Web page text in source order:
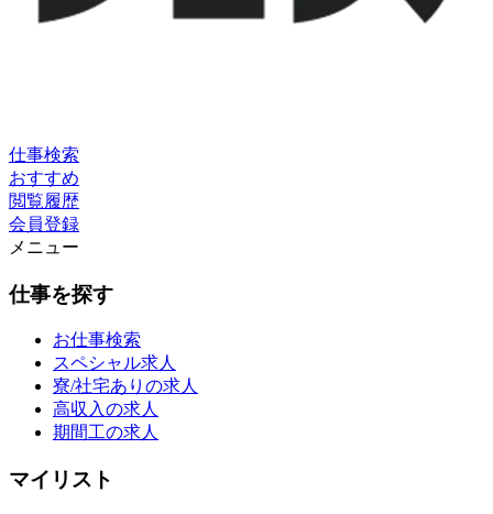
仕事検索
おすすめ
閲覧履歴
会員登録
メニュー
仕事を探す
お仕事検索
スペシャル求人
寮/社宅ありの求人
高収入の求人
期間工の求人
マイリスト